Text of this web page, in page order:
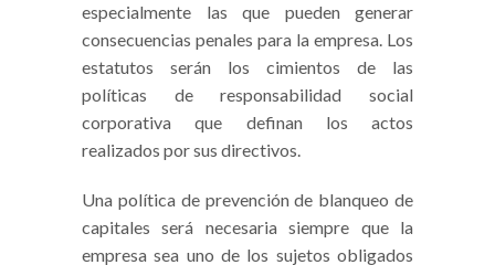
especialmente las que pueden generar
consecuencias penales para la empresa. Los
estatutos serán los cimientos de las
políticas de responsabilidad social
corporativa que definan los actos
realizados por sus directivos.
Una política de prevención de blanqueo de
capitales será necesaria siempre que la
empresa sea uno de los sujetos obligados